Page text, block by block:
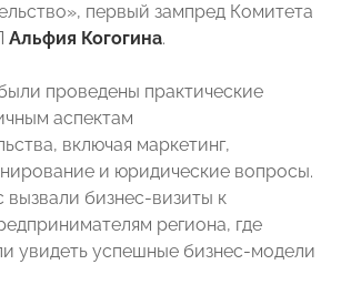
первый зампред Комитета
Альфия Когогина.
проведены практические
аспектам
включая маркетинг,
и юридические вопросы.
бизнес-визиты к
региона, где
увидеть успешные бизнес-модели